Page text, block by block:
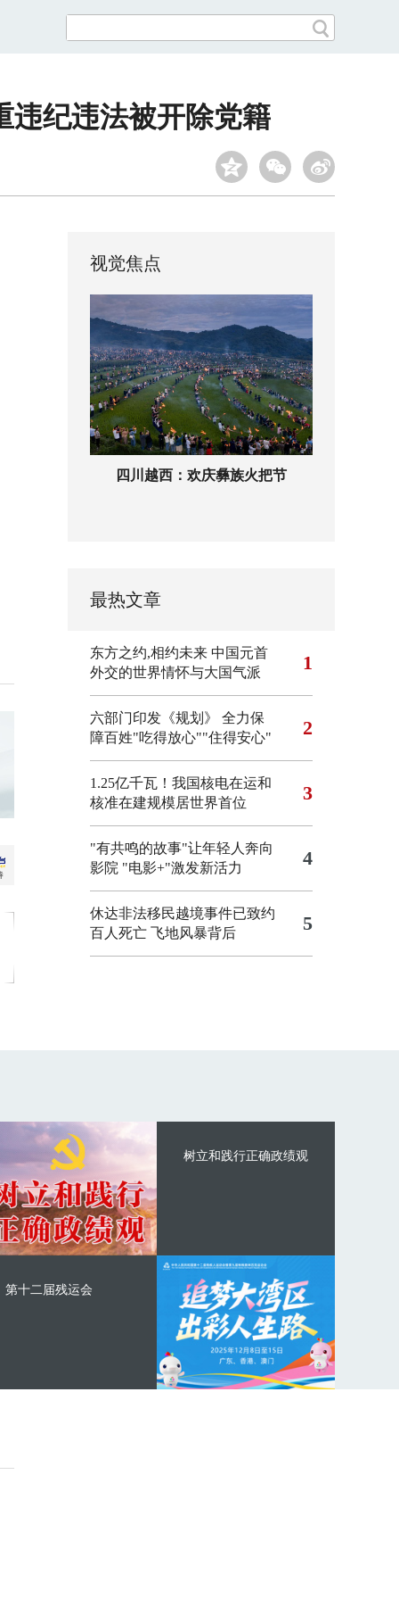
违纪违法被开除党籍
视觉焦点
四川越西：欢庆彝族火把节
最热文章
东方之约,相约未来 中国元首
外交的世界情怀与大国气派
1
六部门印发《规划》 全力保
障百姓"吃得放心""住得安心"
2
1.25亿千瓦！我国核电在运和
核准在建规模居世界首位
3
"有共鸣的故事"让年轻人奔向
影院 "电影+"激发新活力 4
休达非法移民越境事件已致约
百人死亡 飞地风暴背后 5
树立和践行正确政绩观
第十二届残运会